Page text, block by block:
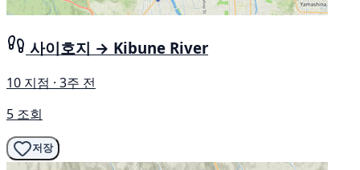
사이호지 → Kibune River
10 지점 · 3주 전
5 조회
저장